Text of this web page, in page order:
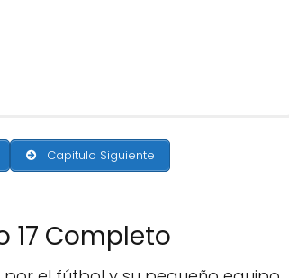
Capitulo Siguiente
17 Completo